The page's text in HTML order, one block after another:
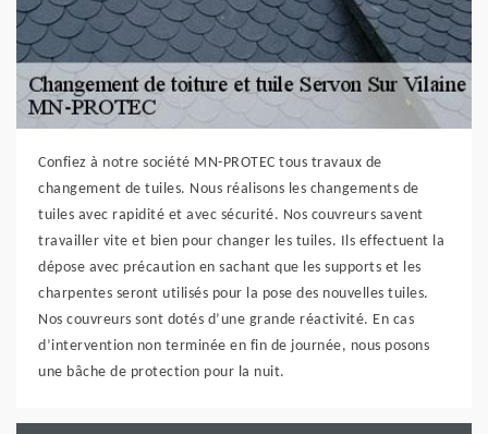
Confiez à notre société MN-PROTEC tous travaux de
changement de tuiles. Nous réalisons les changements de
tuiles avec rapidité et avec sécurité. Nos couvreurs savent
travailler vite et bien pour changer les tuiles. Ils effectuent la
dépose avec précaution en sachant que les supports et les
charpentes seront utilisés pour la pose des nouvelles tuiles.
Nos couvreurs sont dotés d’une grande réactivité. En cas
d’intervention non terminée en fin de journée, nous posons
une bâche de protection pour la nuit.